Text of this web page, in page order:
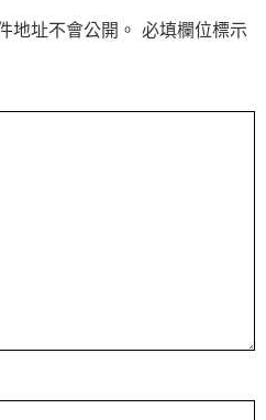
地址不會公開。 必填欄位標示